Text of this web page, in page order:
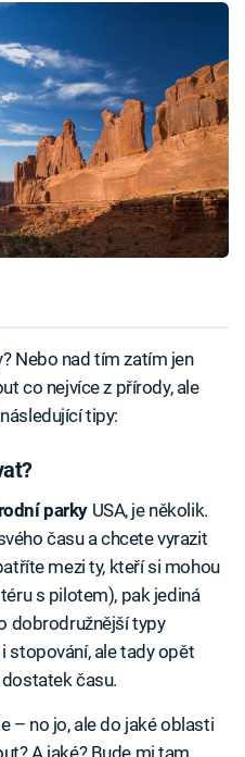
Nebo nad tím zatím jen
co nejvíce z přírody, ale
tipy:
parkyUSA, je několik.
času a chcete vyrazit
mezi ty, kteří si mohou
s pilotem), pak jediná
dobrodružnější typy
stopování, ale tady opět
času.
– no jo, ale do jaké oblasti